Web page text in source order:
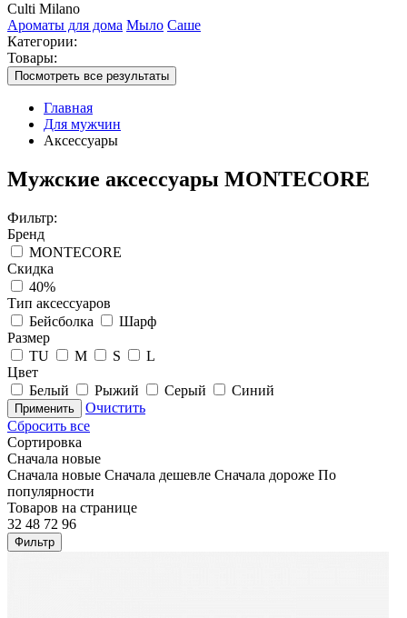
Culti Milano
Ароматы для дома Мыло Саше
Категории:
Товары:
Посмотреть все результаты
Главная
Для мужчин
Аксессуары
Мужские аксессуары MONTECORE
Фильтр:
Бренд
MONTECORE
Скидка
40%
Тип аксессуаров
Бейсболка
Шарф
Размер
TU
M S
L
Цвет
Белый
Рыжий Серый Синий
Применить
Очистить
Сбросить все
Сортировка
Сначала новые
Сначала новые Сначала дешевле Сначала дороже По
популярности
Товаров на странице
32 48 72 96
Фильтр